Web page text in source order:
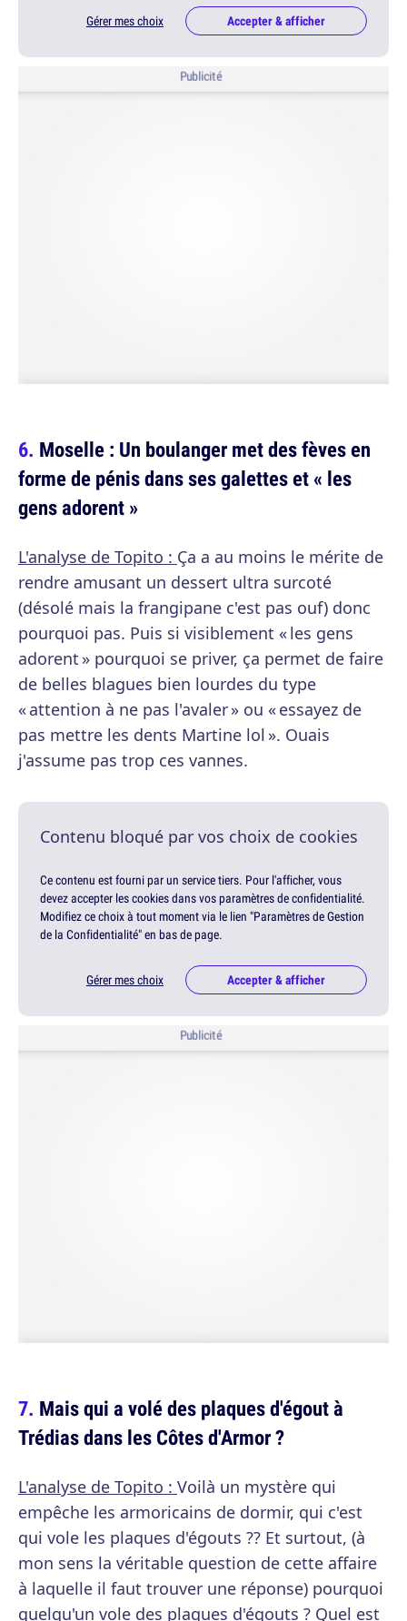
Gérer mes choix Accepter & afficher
Publicité
Moselle : Un boulanger met des fèves en
forme de pénis dans ses galettes et « les
gens adorent »
L'analyse de Topito : Ça a au moins le mérite de
rendre amusant un dessert ultra surcoté
(désolé mais la frangipane c'est pas ouf) donc
pourquoi pas. Puis si visiblement « les gens
adorent » pourquoi se priver, ça permet de faire
de belles blagues bien lourdes du type
« attention à ne pas l'avaler » ou « essayez de
pas mettre les dents Martine lol ». Ouais
j'assume pas trop ces vannes.
Contenu bloqué par vos choix de cookies
Ce contenu est fourni par un service tiers. Pour l'afficher, vous
devez accepter les cookies dans vos paramètres de confidentialité.
Modifiez ce choix à tout moment via le lien "Paramètres de Gestion
de la Confidentialité" en bas de page.
Gérer mes choix Accepter & afficher
Publicité
Mais qui a volé des plaques d'égout à
Trédias dans les Côtes d'Armor ?
L'analyse de Topito : Voilà un mystère qui
empêche les armoricains de dormir, qui c'est
qui vole les plaques d'égouts ?? Et surtout, (à
mon sens la véritable question de cette affaire
à laquelle il faut trouver une réponse) pourquoi
quelqu'un vole des plaques d'égouts ? Quel est